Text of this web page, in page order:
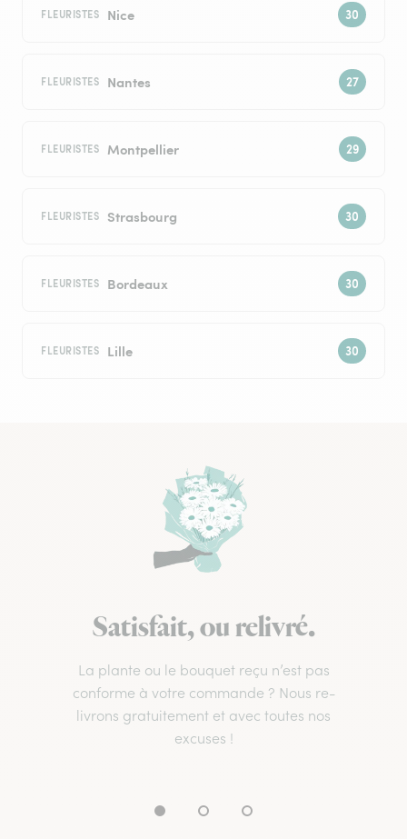
FLEURISTES Nice
FLEURISTES Nantes
FLEURISTES Montpellier
FLEURISTES Strasbourg
FLEURISTES Bordeaux
FLEURISTES Lille
Satisfait, ou relivré.
La plante ou le bouquet reçu n’est pas
conforme à votre commande ? Nous re-
livrons gratuitement et avec toutes nos
excuses !